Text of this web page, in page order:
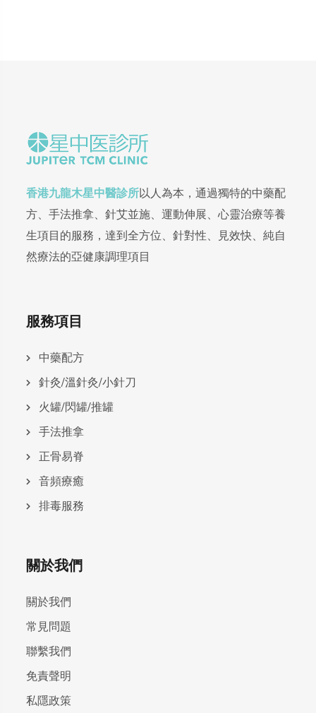
香港九龍木星中醫診所以人為本，通過獨特的中藥配
方、手法推拿、針艾並施、運動伸展、心靈治療等養
生項目的服務，達到全方位、針對性、見效快、純自
然療法的亞健康調理項目
服務項目
中藥配方
針灸/溫針灸/小針刀
火罐/閃罐/推罐
手法推拿
正骨易脊
⾳頻療癒
排毒服務
關於我們
關於我們
常見問題
聯繫我們
免責聲明
私隱政策